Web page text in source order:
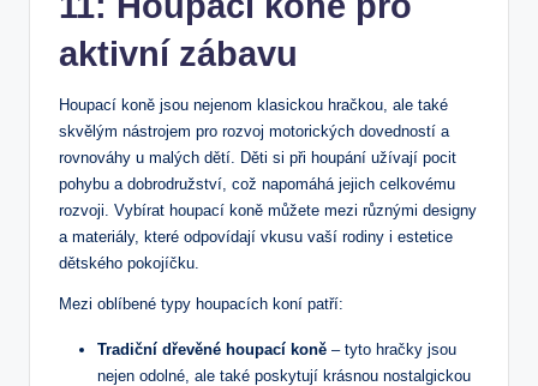
aktivní ⁤zábavu
Houpací‍ koně jsou nejenom klasickou hračkou, ale ‌také
skvělým nástrojem pro‌ rozvoj ⁤motorických​ dovedností a
rovnováhy u malých dětí. Děti si při ‍houpání užívají pocit⁣
pohybu a ​dobrodružství, což napomáhá ⁢jejich celkovému
rozvoji.⁢ Vybírat houpací ⁣koně můžete mezi různými ⁤designy
a materiály, které odpovídají vkusu vaší ⁤rodiny ⁣i⁣ estetice​
dětského pokojíčku.
Mezi oblíbené typy houpacích koní patří:
Tradiční dřevěné houpací koně – ​tyto hračky jsou
nejen ⁤odolné, ale také poskytují krásnou nostalgickou